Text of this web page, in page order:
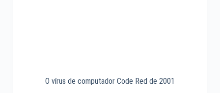
O vírus de computador Code Red de 2001